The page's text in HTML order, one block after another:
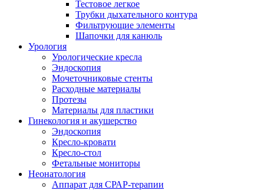
Тестовое легкое
Трубки дыхательного контура
Фильтрующие элементы
Шапочки для канюль
Урология
Урологические кресла
Эндоскопия
Мочеточниковыe стенты
Расходные материалы
Протезы
Материалы для пластики
Гинекология и акушерство
Эндоскопия
Кресло-кровати
Кресло-стол
Фетальные мониторы
Неонатология
Аппарат для СРАР-терапии